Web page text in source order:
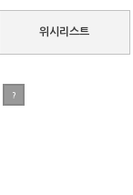
위시리스트
?